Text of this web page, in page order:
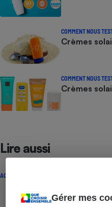
Gérer mes
COMMENT NOUS
Crèmes
COMMENT NOUS
Crèmes
Lire aussi
ACTUALITÉ